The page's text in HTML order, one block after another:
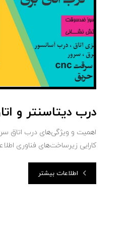
درب دیتاسنتر و
اهمیت و ویژگی‌های درب اتاق
کارایی زیرساخت‌های فناوری
اطلاعات بیشتر